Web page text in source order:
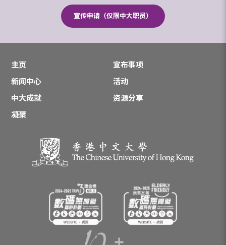
宣传申请（仅限中大职员）
主页
宣布事项
新闻中心
活动
中大成就
资源分享
凝聚